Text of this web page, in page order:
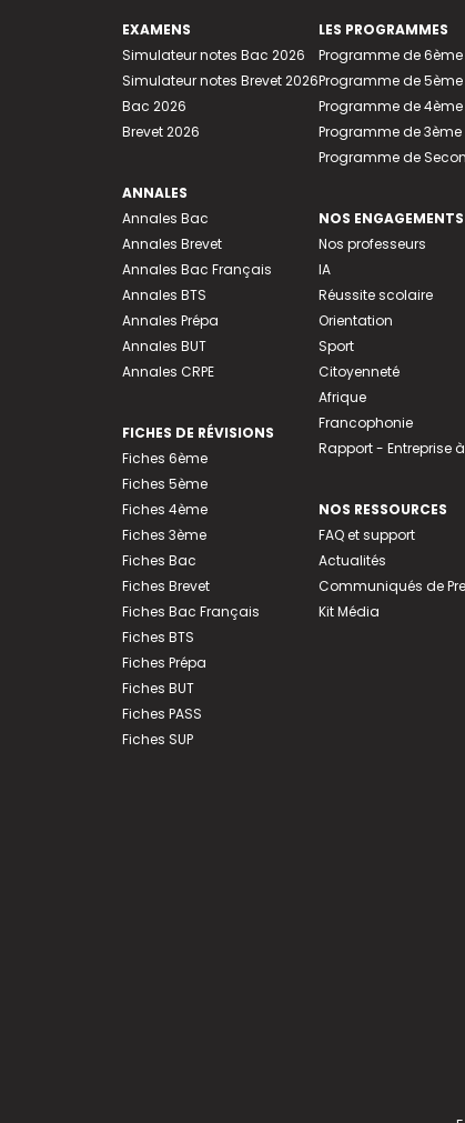
EXAMENS
Simulateur notes Bac 2026
Simulateur notes Brevet 2026
Bac 2026
Brevet 2026
ANNALES
Annales Bac
Annales Brevet
Annales Bac Français
Annales BTS
Annales Prépa
Annales BUT
Annales CRPE
FICHES DE RÉVISIONS
Fiches 6ème
Fiches 5ème
Fiches 4ème
Fiches 3ème
Fiches Bac
Fiches Brevet
Fiches Bac Français
Fiches BTS
Fiches Prépa
Fiches BUT
Fiches PASS
Fiches SUP
LES PROGRAMMES
Programme de 6ème
Programme de 5ème
Programme de 4ème
Programme de 3ème
Programme de
NOS ENGAGEMENTS
Nos professeurs
IA
Réussite scolaire
Orientation
Sport
Citoyenneté
Afrique
Francophonie
Rapport - Entreprise
NOS RESSOURCES
FAQ et support
Actualités
Communiqués de
Kit Média